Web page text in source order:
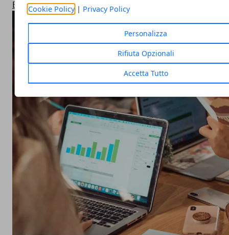
Cookie Policy| Privacy Policy
Personalizza
Rifiuta Opzionali
Accetta Tutto
Business